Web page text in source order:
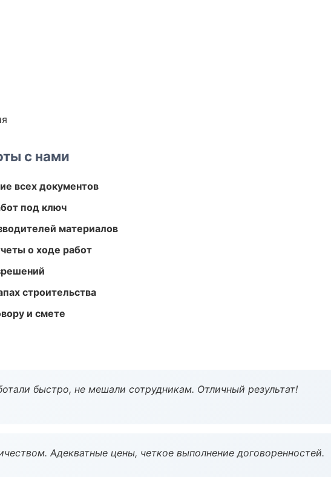
с нами
всех документов
под ключ
материалов
о ходе работ
строительства
и смете
быстро, не мешали сотрудникам. Отличный результат!
Адекватные цены, четкое выполнение договоренностей.